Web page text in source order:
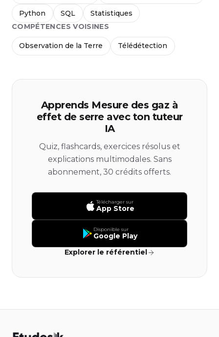
Python SQL
Statistiques
COMPÉTENCES VOISINES
Observation de la Terre Télédétection
Apprends Mesure des gaz à
effet de serre avec ton tuteur
IA
Quiz, flashcards, exercices résolus et
explications multimodales. Sans
abonnement, 30 crédits offerts.
Télécharger sur
App Store
Disponible sur
Google Play
Explorer le référentiel